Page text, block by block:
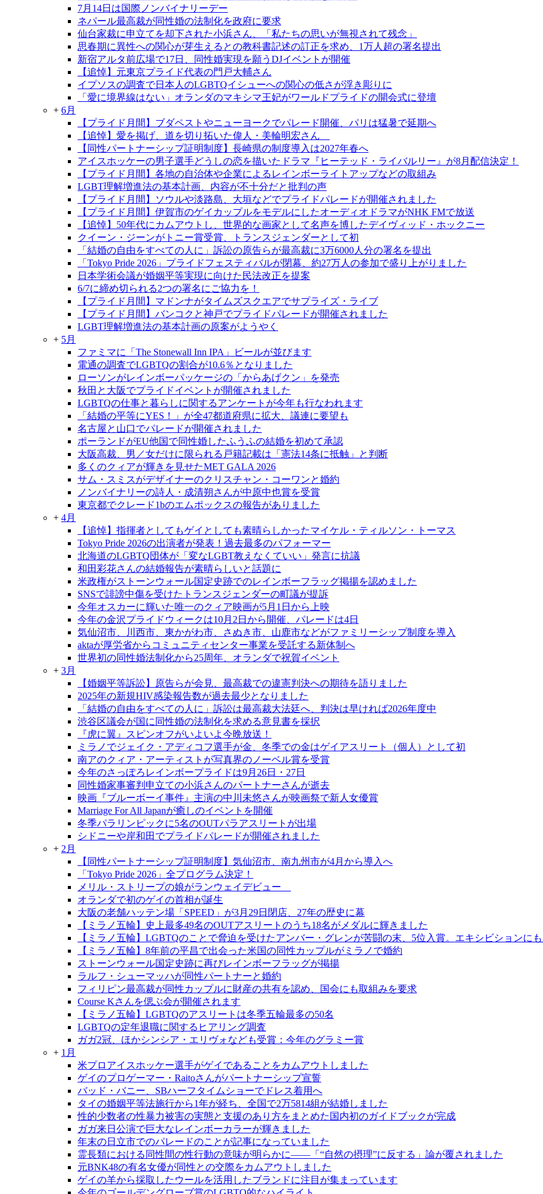
7月14日は国際ノンバイナリーデー
ネパール最高裁が同性婚の法制化を政府に要求
仙台家裁に申立てを却下された小浜さん、「私たちの思いが無視されて残念」
思春期に異性への関心が芽生えるとの教科書記述の訂正を求め、1万人超の署名提出
新宿アルタ前広場で17日、同性婚実現を願うDJイベントが開催
【追悼】元東京プライド代表の門戸大輔さん
イプソスの調査で日本人のLGBTQイシューへの関心の低さが浮き彫りに
「愛に境界線はない」オランダのマキシマ王妃がワールドプライドの開会式に登壇
+ 6月
【プライド月間】ブダペストやニューヨークでパレード開催、パリは猛暑で延期へ
【追悼】愛を掲げ、道を切り拓いた偉人・美輪明宏さん
【同性パートナーシップ証明制度】長崎県の制度導入は2027年春へ
アイスホッケーの男子選手どうしの恋を描いたドラマ『ヒーテッド・ライバルリー』が8月配信決定！
【プライド月間】各地の自治体や企業によるレインボーライトアップなどの取組み
LGBT理解増進法の基本計画、内容が不十分だと批判の声
【プライド月間】ソウルや淡路島、大垣などでプライドパレードが開催されました
【プライド月間】伊賀市のゲイカップルをモデルにしたオーディオドラマがNHK FMで放送
【追悼】50年代にカムアウトし、世界的な画家として名声を博したデイヴィッド・ホックニー
クイーン・ジーンがトニー賞受賞、トランスジェンダーとして初
「結婚の自由をすべての人に」訴訟の原告らが最高裁に3万6000人分の署名を提出
「Tokyo Pride 2026」プライドフェスティバルが閉幕、約27万人の参加で盛り上がりました
日本学術会議が婚姻平等実現に向けた民法改正を提案
6/7に締め切られる2つの署名にご協力を！
【プライド月間】マドンナがタイムズスクエアでサプライズ・ライブ
【プライド月間】バンコクと神戸でプライドパレードが開催されました
LGBT理解増進法の基本計画の原案がようやく
+ 5月
ファミマに「The Stonewall Inn IPA」ビールが並びます
電通の調査でLGBTQの割合が10.6％となりました
ローソンがレインボーパッケージの「からあげクン」を発売
秋田と大阪でプライドイベントが開催されました
LGBTQの仕事と暮らしに関するアンケートが今年も行なわれます
「結婚の平等にYES！」が全47都道府県に拡大、議連に要望も
名古屋と山口でパレードが開催されました
ポーランドがEU他国で同性婚したふうふの結婚を初めて承認
大阪高裁、男／女だけに限られる戸籍記載は「憲法14条に抵触」と判断
多くのクィアが輝きを見せたMET GALA 2026
サム・スミスがデザイナーのクリスチャン・コーワンと婚約
ノンバイナリーの詩人・成清朔さんが中原中也賞を受賞
東京都でクレード1bのエムポックスの報告がありました
+ 4月
【追悼】指揮者としてもゲイとしても素晴らしかったマイケル・ティルソン・トーマス
Tokyo Pride 2026の出演者が発表！過去最多のパフォーマー
北海道のLGBTQ団体が「変なLGBT教えなくていい」発言に抗議
和田彩花さんの結婚報告が素晴らしいと話題に
米政権がストーンウォール国定史跡でのレインボーフラッグ掲揚を認めました
SNSで誹謗中傷を受けたトランスジェンダーの町議が提訴
今年オスカーに輝いた唯一のクィア映画が5月1日から上映
今年の金沢プライドウィークは10月2日から開催、パレードは4日
気仙沼市、川西市、東かがわ市、さぬき市、山鹿市などがファミリーシップ制度を導入
aktaが厚労省からコミュニティセンター事業を受託する新体制へ
世界初の同性婚法制化から25周年、オランダで祝賀イベント
+ 3月
【婚姻平等訴訟】原告らが会見、最高裁での違憲判決への期待を語りました
2025年の新規HIV感染報告数が過去最少となりました
「結婚の自由をすべての人に」訴訟は最高裁大法廷へ、判決は早ければ2026年度中
渋谷区議会が国に同性婚の法制化を求める意見書を採択
『虎に翼』スピンオフがいよいよ今晩放送！
ミラノでジェイク・アディコフ選手が金、冬季での金はゲイアスリート（個人）として初
南アのクィア・アーティストが写真界のノーベル賞を受賞
今年のさっぽろレインボープライドは9月26日・27日
同性婚家事審判申立ての小浜さんのパートナーさんが逝去
映画『ブルーボーイ事件』主演の中川未悠さんが映画祭で新人女優賞
Marriage For All Japanが癒しのイベントを開催
冬季パラリンピックに5名のOUTパラアスリートが出場
シドニーや岸和田でプライドパレードが開催されました
+ 2月
【同性パートナーシップ証明制度】気仙沼市、南九州市が4月から導入へ
「Tokyo Pride 2026」全プログラム決定！
メリル・ストリープの娘がランウェイデビュー
オランダで初のゲイの首相が誕生
大阪の老舗ハッテン場「SPEED」が3月29日閉店、27年の歴史に幕
【ミラノ五輪】史上最多49名のOUTアスリートのうち18名がメダルに輝きました
【ミラノ五輪】LGBTQのことで脅迫を受けたアンバー・グレンが苦闘の末、5位入賞。エキシビションに
【ミラノ五輪】8年前の平昌で出会った米国の同性カップルがミラノで婚約
ストーンウォール国定史跡に再びレインボーフラッグが掲揚
ラルフ・シューマッハが同性パートナーと婚約
フィリピン最高裁が同性カップルに財産の共有を認め、国会にも取組みを要求
Course Kさんを偲ぶ会が開催されます
【ミラノ五輪】LGBTQのアスリートは冬季五輪最多の50名
LGBTQの定年退職に関するヒアリング調査
ガガ2冠、ほかシンシア・エリヴォなども受賞：今年のグラミー賞
+ 1月
米プロアイスホッケー選手がゲイであることをカムアウトしました
ゲイのプロゲーマー・Raitoさんがパートナーシップ宣誓
バッド・バニー、SBハーフタイムショーでドレス着用へ
タイの婚姻平等法施行から1年が経ち、全国で2万5814組が結婚しました
性的少数者の性暴力被害の実態と支援のあり方をまとめた国内初のガイドブックが完成
ガガ来日公演で巨大なレインボーカラーが輝きました
年末の日立市でのパレードのことが記事になっていました
霊長類における同性間の性行動の意味が明らかに――「“自然の摂理”に反する」論が覆されました
元BNK48の有名女優が同性との交際をカムアウトしました
ゲイの羊から採取したウールを活用したブランドに注目が集まっています